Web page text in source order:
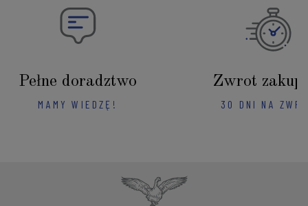
Pełne doradztwo
MAMY WIEDZĘ!
Zwrot
30 DNI NA